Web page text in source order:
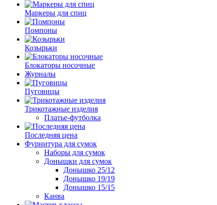
Маркеры для спиц
Помпоны
Козырьки
Блокаторы носочные
Журналы
Пуговицы
Трикотажные изделия
Платье-футболка
Последняя цена
Фурнитура для сумок
Наборы для сумок
Донышки для сумок
Донышко 25/12
Донышко 19/19
Донышко 15/15
Канва